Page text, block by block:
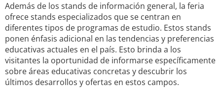
Además de los stands de información general, la feria
ofrece stands especializados que se centran en
diferentes tipos de programas de estudio. Estos stands
ponen énfasis adicional en las tendencias y preferencias
educativas actuales en el país. Esto brinda a los
visitantes la oportunidad de informarse específicamente
sobre áreas educativas concretas y descubrir los
últimos desarrollos y ofertas en estos campos.